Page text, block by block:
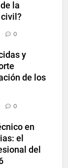
la
0
y
de los
0
en
el
del